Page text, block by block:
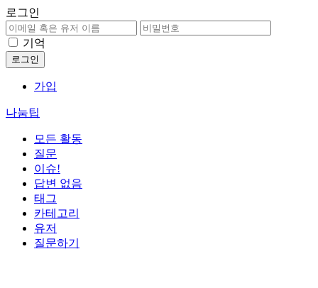
로그인
기억
가입
나눔팁
모든 활동
질문
이슈!
답변 없음
태그
카테고리
유저
질문하기